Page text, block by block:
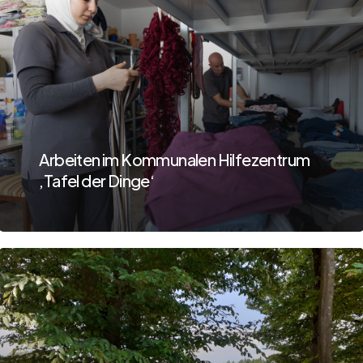
Arbeiten im Kommunalen Hilfezentrum
‚Tafel der Dinge‘